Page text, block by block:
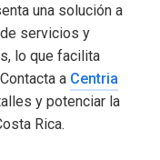
una solución a
servicios y
lo que facilita
a Centria
y potenciar la
Rica.